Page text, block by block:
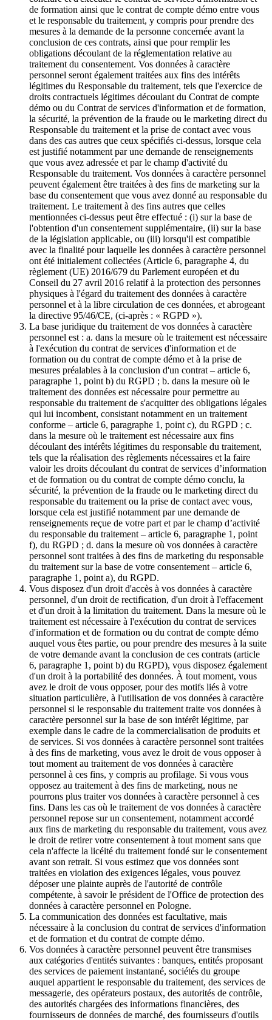
de formation ainsi que le contrat de compte démo entre vous
et le responsable du traitement, y compris pour prendre des
mesures à la demande de la personne concernée avant la
conclusion de ces contrats, ainsi que pour remplir les
obligations découlant de la réglementation relative au
traitement du consentement. Vos données à caractère
personnel seront également traitées aux fins des intérêts
légitimes du Responsable du traitement, tels que l'exercice de
droits contractuels légitimes découlant du Contrat de compte
démo ou du Contrat de services d'information et de formation,
la sécurité, la prévention de la fraude ou le marketing direct du
Responsable du traitement et la prise de contact avec vous
dans des cas autres que ceux spécifiés ci-dessus, lorsque cela
est justifié notamment par une demande de renseignements
que vous avez adressée et par le champ d'activité du
Responsable du traitement. Vos données à caractère personnel
peuvent également être traitées à des fins de marketing sur la
base du consentement que vous avez donné au responsable du
traitement. Le traitement à des fins autres que celles
mentionnées ci-dessus peut être effectué : (i) sur la base de
l'obtention d'un consentement supplémentaire, (ii) sur la base
de la législation applicable, ou (iii) lorsqu'il est compatible
avec la finalité pour laquelle les données à caractère personnel
ont été initialement collectées (Article 6, paragraphe 4, du
règlement (UE) 2016/679 du Parlement européen et du
Conseil du 27 avril 2016 relatif à la protection des personnes
physiques à l'égard du traitement des données à caractère
personnel et à la libre circulation de ces données, et abrogeant
la directive 95/46/CE, (ci-après : « RGPD »).
La base juridique du traitement de vos données à caractère
personnel est : a. dans la mesure où le traitement est nécessaire
à l'exécution du contrat de services d'information et de
formation ou du contrat de compte démo et à la prise de
mesures préalables à la conclusion d'un contrat – article 6,
paragraphe 1, point b) du RGPD ; b. dans la mesure où le
traitement des données est nécessaire pour permettre au
responsable du traitement de s'acquitter des obligations légales
qui lui incombent, consistant notamment en un traitement
conforme – article 6, paragraphe 1, point c), du RGPD ; c.
dans la mesure où le traitement est nécessaire aux fins
découlant des intérêts légitimes du responsable du traitement,
tels que la réalisation des règlements nécessaires et la faire
valoir les droits découlant du contrat de services d’information
et de formation ou du contrat de compte démo conclu, la
sécurité, la prévention de la fraude ou le marketing direct du
responsable du traitement ou la prise de contact avec vous,
lorsque cela est justifié notamment par une demande de
renseignements reçue de votre part et par le champ d’activité
du responsable du traitement – article 6, paragraphe 1, point
f), du RGPD ; d. dans la mesure où vos données à caractère
personnel sont traitées à des fins de marketing du responsable
du traitement sur la base de votre consentement – article 6,
paragraphe 1, point a), du RGPD.
Vous disposez d'un droit d'accès à vos données à caractère
personnel, d'un droit de rectification, d'un droit à l'effacement
et d'un droit à la limitation du traitement. Dans la mesure où le
traitement est nécessaire à l'exécution du contrat de services
d'information et de formation ou du contrat de compte démo
auquel vous êtes partie, ou pour prendre des mesures à la suite
de votre demande avant la conclusion de ces contrats (article
6, paragraphe 1, point b) du RGPD), vous disposez également
d'un droit à la portabilité des données. À tout moment, vous
avez le droit de vous opposer, pour des motifs liés à votre
situation particulière, à l'utilisation de vos données à caractère
personnel si le responsable du traitement traite vos données à
caractère personnel sur la base de son intérêt légitime, par
exemple dans le cadre de la commercialisation de produits et
de services. Si vos données à caractère personnel sont traitées
à des fins de marketing, vous avez le droit de vous opposer à
tout moment au traitement de vos données à caractère
personnel à ces fins, y compris au profilage. Si vous vous
opposez au traitement à des fins de marketing, nous ne
pourrons plus traiter vos données à caractère personnel à ces
fins. Dans les cas où le traitement de vos données à caractère
personnel repose sur un consentement, notamment accordé
aux fins de marketing du responsable du traitement, vous avez
le droit de retirer votre consentement à tout moment sans que
cela n'affecte la licéité du traitement fondé sur le consentement
avant son retrait. Si vous estimez que vos données sont
traitées en violation des exigences légales, vous pouvez
déposer une plainte auprès de l'autorité de contrôle
compétente, à savoir le président de l'Office de protection des
données à caractère personnel en Pologne.
La communication des données est facultative, mais
nécessaire à la conclusion du contrat de services d'information
et de formation et du contrat de compte démo.
Vos données à caractère personnel peuvent être transmises
aux catégories d'entités suivantes : banques, entités proposant
des services de paiement instantané, sociétés du groupe
auquel appartient le responsable du traitement, des services de
messagerie, des opérateurs postaux, des autorités de contrôle,
des autorités chargées des informations financières, des
fournisseurs de données de marché, des fournisseurs d'outils